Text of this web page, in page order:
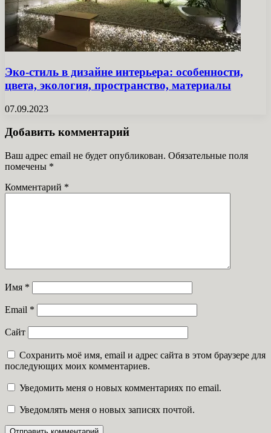
Эко-стиль в дизайне интерьера: особенности,
цвета, экология, пространство, материалы
07.09.2023
Добавить комментарий
Ваш адрес email не будет опубликован. Обязательные поля
помечены *
Комментарий *
Имя *
Email *
Сайт
Сохранить моё имя, email и адрес сайта в этом браузере для
последующих моих комментариев.
Уведомить меня о новых комментариях по email.
Уведомлять меня о новых записях почтой.